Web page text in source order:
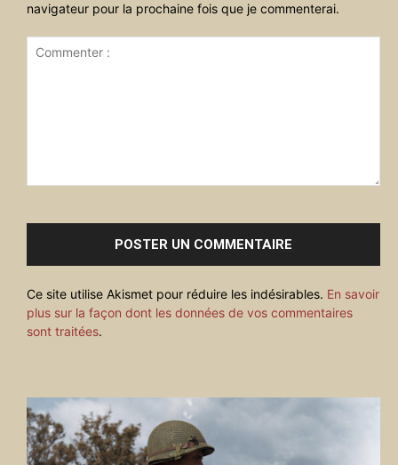
navigateur pour la prochaine fois que je commenterai.
Ce site utilise Akismet pour réduire les indésirables. En savoir
plus sur la façon dont les données de vos commentaires
sont traitées.